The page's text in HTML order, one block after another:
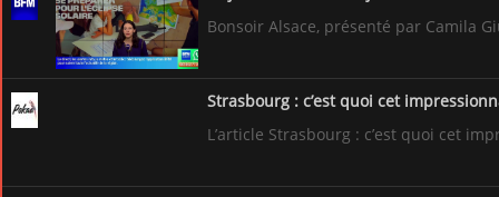
strasbourgavelo - Instagram Bridge
Strasbourg à Vélo
Bonsoir Alsace, présenté par Camila
Strasbourg : c’est quoi cet
L’article Strasbourg : c’est quoi cet